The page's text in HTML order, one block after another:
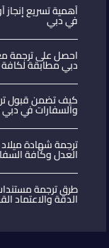
أهمية تسريع إنجاز
في دبي
احصل على ترجمة
دبي مطابقة
كيف تضمن قبول
والسفارات في دبي
ترجمة شهادة
العدل وكافة
طرق ترجمة
الدقة والاعتماد